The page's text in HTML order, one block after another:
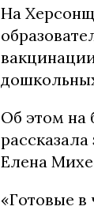
На
Об этом на
Елена
«Готовые в